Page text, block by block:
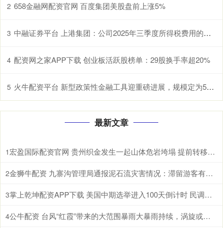
2 658金融网配资官网 百度集团美股盘前上涨5%
3 中融证券平台 上港集团：公司2025年三季度所得税费用的增长主要是公司的盈利增长
4 配资网之家APP下载 创业板活跃股榜单：29股换手率超20%
5 火牛配资平台 新型政策性金融工具迎重磅进展，规模定为5000亿，专家称可撬动投资10倍以上
最新文章
1 宏盈国际配资官网 贵州织金发生一起山体危岩垮塌 提前转移未造成人员伤亡
2 金狮牛配资 九寨沟管理局通报泥石流灾害情况：滞留游客有序撤离，无人员伤亡
3 掌上乾坤配资APP下载 美国中期选举进入100天倒计时 民调显示特朗普支持率处于低位
4 公牛配资 台风“红霞”带来的大范围暴雨大暴雨持续，涡旋或在陆地维持较长时间，强降雨北上